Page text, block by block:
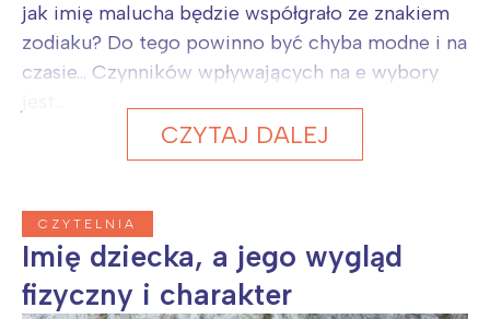
jak imię malucha będzie współgrało ze znakiem
zodiaku? Do tego powinno być chyba modne i na
czasie… Czynników wpływających na e wybory
CZYTAJ DALEJ
CZYTELNIA
Imię dziecka, a jego wygląd
fizyczny i charakter